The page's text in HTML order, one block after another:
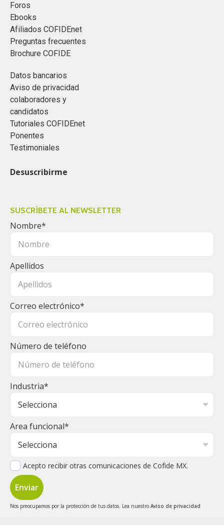
Foros
Ebooks
Afiliados COFIDEnet
Preguntas frecuentes
Brochure COFIDE
Datos bancarios
Aviso de privacidad
colaboradores y
candidatos
Tutoriales COFIDEnet
Ponentes
Testimoniales
Desuscribirme
SUSCRÍBETE AL NEWSLETTER
Nombre*
Apellidos
Correo electrónico*
Número de teléfono
Industria*
Area funcional*
Acepto recibir otras comunicaciones de Cofide MX.
Nos preocupamos por la protección de tus datos. Lea nuestro Aviso de privacidad